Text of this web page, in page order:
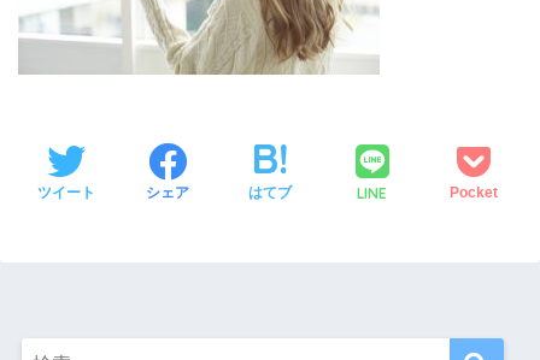
ツイート シェア はてブ LINE Pocket